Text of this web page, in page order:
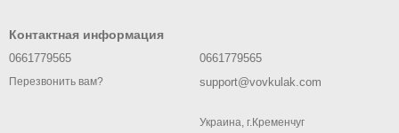
Контактная информация
0661779565
Перезвонить вам?
0661779565
support@vovkulak.com
Украина, г.Кременчуг